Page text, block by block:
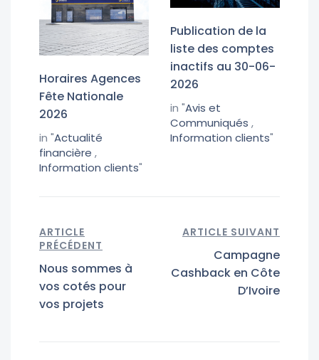
Horaires Agences
Fête Nationale
2026
in "Actualité
financière ,
Information clients"
Publication de la
liste des comptes
inactifs au 30-06-
2026
in "Avis et
Communiqués ,
Information clients"
ARTICLE
PRÉCÉDENT
Nous sommes à
vos cotés pour
vos projets
ARTICLE SUIVANT
Campagne
Cashback en Côte
D’Ivoire